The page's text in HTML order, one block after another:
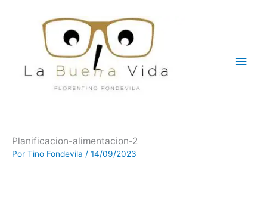
Planificacion-alimentacion-2
Por Tino Fondevila / 14/09/2023